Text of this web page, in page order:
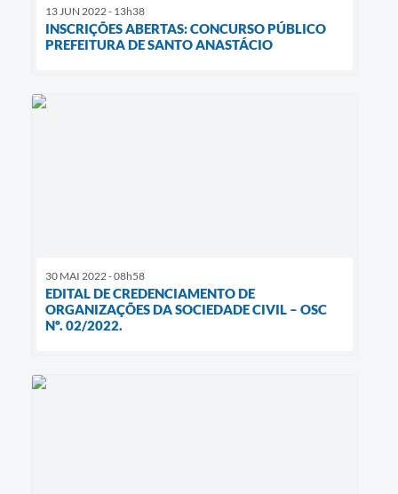
13 JUN 2022 - 13h38
INSCRIÇÕES ABERTAS: CONCURSO PÚBLICO
PREFEITURA DE SANTO ANASTÁCIO
30 MAI 2022 - 08h58
EDITAL DE CREDENCIAMENTO DE
ORGANIZAÇÕES DA SOCIEDADE CIVIL – OSC
Nº. 02/2022.